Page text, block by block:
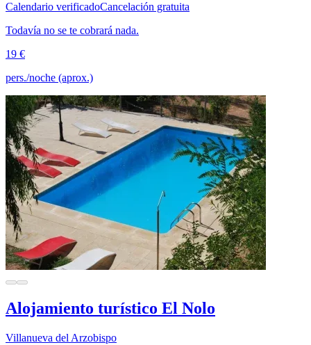
Calendario verificadoCancelación gratuita
Todavía no se te cobrará nada.
19 €
pers./noche (aprox.)
Alojamiento turístico El Nolo
Villanueva del Arzobispo